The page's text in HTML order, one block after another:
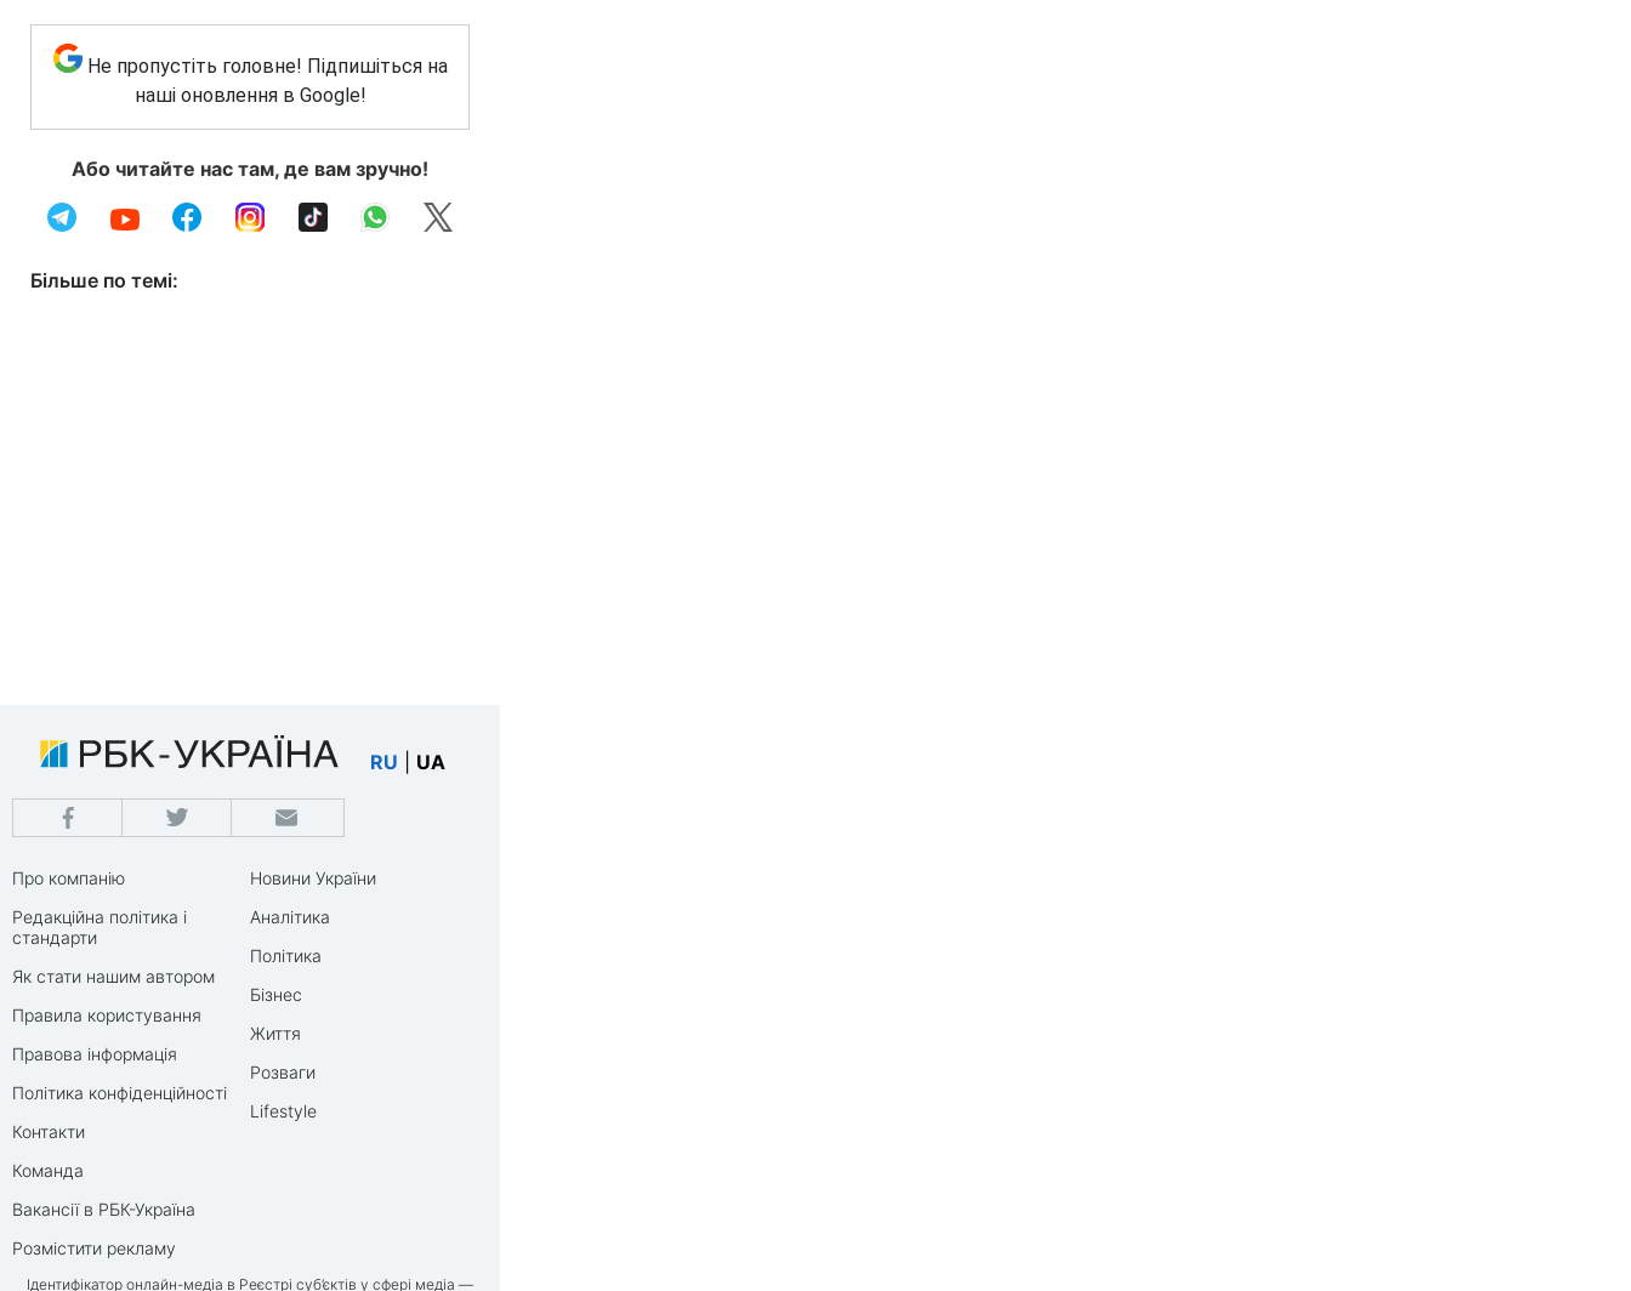
Не пропустіть головне! Підпишіться на
наші оновлення в Google!
Або читайте нас там, де вам зручно!
Більше по темі:
RU UA
Про компанію
Редакційна політика і
стандарти
Як стати нашим автором
Правила користування
Правова інформація
Політика конфіденційності
Контакти
Команда
Вакансії в РБК-Україна
Розмістити рекламу
Новини України
Аналітика
Політика
Бізнес
Життя
Розваги
Lifestyle
Ідентифікатор онлайн-медіа в Реєстрі суб’єктів у сфері медіа —